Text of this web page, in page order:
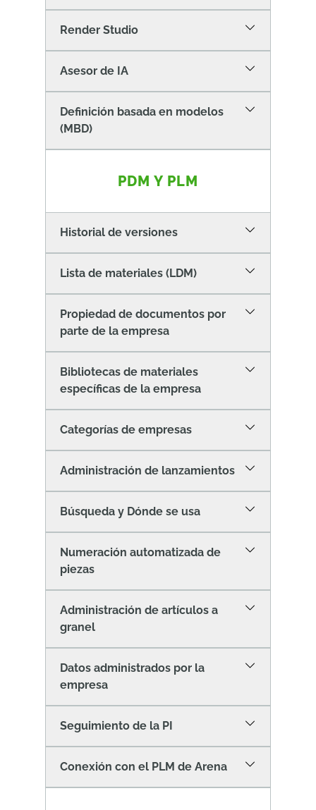
Render Studio
Asesor de IA
Definición basada en modelos
(MBD)
PDM Y PLM
Historial de versiones
Lista de materiales (LDM)
Propiedad de documentos por
parte de la empresa
Bibliotecas de materiales
específicas de la empresa
Categorías de empresas
Administración de lanzamientos
Búsqueda y Dónde se usa
Numeración automatizada de
piezas
Administración de artículos a
granel
Datos administrados por la
empresa
Seguimiento de la PI
Conexión con el PLM de Arena